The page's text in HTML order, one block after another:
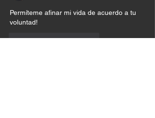
Permíteme afinar mi vida de acuerdo a tu
voluntad!
Me gusta Reaccionar